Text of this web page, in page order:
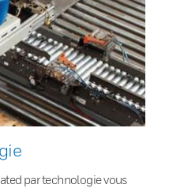
par technologie vous